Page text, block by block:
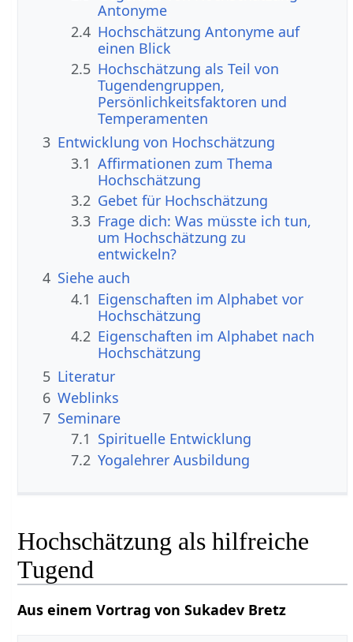
Antonyme
2.4 Hochschätzung Antonyme auf
einen Blick
2.5 Hochschätzung als Teil von
Tugendengruppen,
Persönlichkeitsfaktoren und
Temperamenten
3 Entwicklung von Hochschätzung
3.1 Affirmationen zum Thema
Hochschätzung
3.2 Gebet für Hochschätzung
3.3 Frage dich: Was müsste ich tun,
um Hochschätzung zu
entwickeln?
4 Siehe auch
4.1 Eigenschaften im Alphabet vor
Hochschätzung
4.2 Eigenschaften im Alphabet nach
Hochschätzung
5 Literatur
6 Weblinks
7 Seminare
7.1 Spirituelle Entwicklung
7.2 Yogalehrer Ausbildung
Hochschätzung als hilfreiche
Tugend
Aus einem Vortrag von Sukadev Bretz